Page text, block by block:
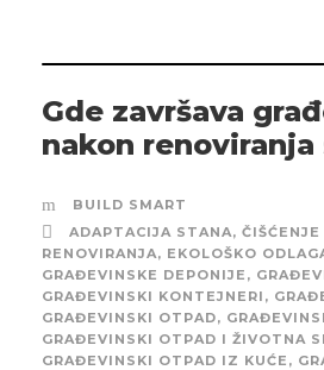
Gde završava
nakon renoviranja
BUILD SMART
ADAPTACIJA STANA, ČIŠĆENJE
RENOVIRANJA, EKOLOŠKO
GRAĐEVINSKE DEPONIJE ,
GRAĐEVINSKI KONTEJNERI ,
GRAĐEVINSKI OTPAD,
GRAĐEVINSKI OTPAD I ŽIVOTNA
GRAĐEVINSKI OTPAD IZ KUĆE ,